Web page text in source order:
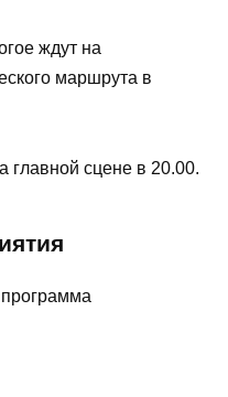
ждут на
маршрута в
главной сцене в 20.00.